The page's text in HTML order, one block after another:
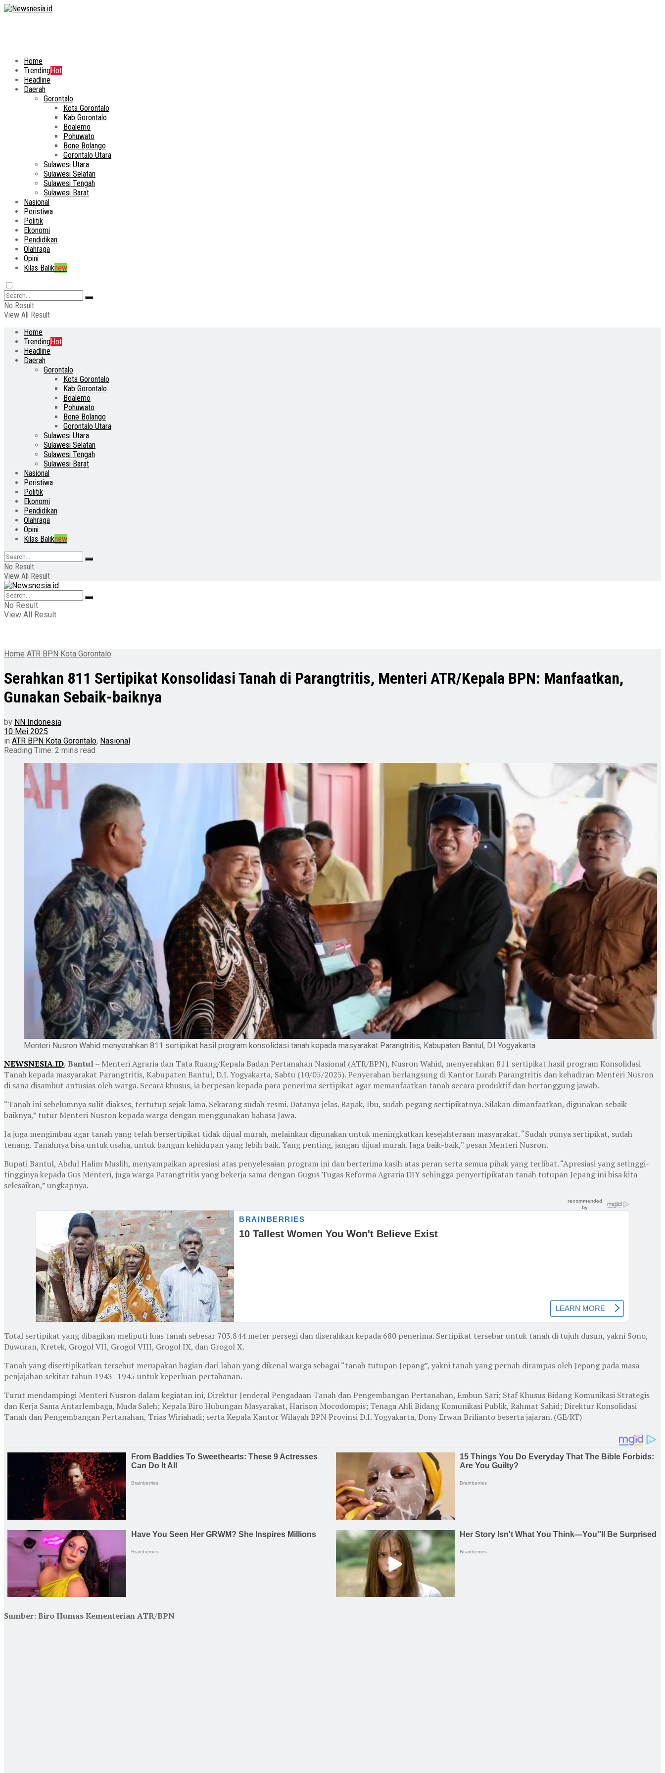
Home
TrendingHot
Headline
Daerah
Gorontalo
Kota Gorontalo
Kab Gorontalo
Boalemo
Pohuwato
Bone Bolango
Gorontalo Utara
Sulawesi Utara
Sulawesi Selatan
Sulawesi Tengah
Sulawesi Barat
Nasional
Peristiwa
Politik
Ekonomi
Pendidikan
Olahraga
Opini
Kilas Baliknew
No Result
View All Result
Home
TrendingHot
Headline
Daerah
Gorontalo
Kota Gorontalo
Kab Gorontalo
Boalemo
Pohuwato
Bone Bolango
Gorontalo Utara
Sulawesi Utara
Sulawesi Selatan
Sulawesi Tengah
Sulawesi Barat
Nasional
Peristiwa
Politik
Ekonomi
Pendidikan
Olahraga
Opini
Kilas Baliknew
No Result
View All Result
No Result
View All Result
Home ATR BPN Kota Gorontalo
Serahkan 811 Sertipikat Konsolidasi Tanah di Parangtritis, Menteri ATR/Kepala BPN: Manfaatkan,
Gunakan Sebaik-baiknya
by NN Indonesia
10 Mei 2025
in ATR BPN Kota Gorontalo, Nasional
Reading Time: 2 mins read
Menteri Nusron Wahid menyerahkan 811 sertipikat hasil program konsolidasi tanah kepada masyarakat Parangtritis, Kabupaten Bantul, D.I Yogyakarta.
NEWSNESIA.ID, Bantul– Menteri Agraria dan Tata Ruang/Kepala Badan Pertanahan Nasional (ATR/BPN), Nusron Wahid, menyerahkan 811 sertipikat hasil program Konsolidasi
Tanah kepada masyarakat Parangtritis, Kabupaten Bantul, D.I. Yogyakarta, Sabtu (10/05/2025). Penyerahan berlangsung di Kantor Lurah Parangtritis dan kehadiran Menteri Nusron
di sana disambut antusias oleh warga. Secara khusus, ia berpesan kepada para penerima sertipikat agar memanfaatkan tanah secara produktif dan bertanggung jawab.
“Tanah ini sebelumnya sulit diakses, tertutup sejak lama. Sekarang sudah resmi. Datanya jelas. Bapak, Ibu, sudah pegang sertipikatnya. Silakan dimanfaatkan, digunakan sebaik-
baiknya,” tutur Menteri Nusron kepada warga dengan menggunakan bahasa Jawa.
Ia juga mengimbau agar tanah yang telah bersertipikat tidak dijual murah, melainkan digunakan untuk meningkatkan kesejahteraan masyarakat. “Sudah punya sertipikat, sudah
tenang. Tanahnya bisa untuk usaha, untuk bangun kehidupan yang lebih baik. Yang penting, jangan dijual murah. Jaga baik-baik,” pesan Menteri Nusron.
Bupati Bantul, Abdul Halim Muslih, menyampaikan apresiasi atas penyelesaian program ini dan berterima kasih atas peran serta semua pihak yang terlibat. “Apresiasi yang setinggi-
tingginya kepada Gus Menteri, juga warga Parangtritis yang bekerja sama dengan Gugus Tugas Reforma Agraria DIY sehingga penyertipikatan tanah tutupan Jepang ini bisa kita
selesaikan,” ungkapnya.
Total sertipikat yang dibagikan meliputi luas tanah sebesar 703.844 meter persegi dan diserahkan kepada 680 penerima. Sertipikat tersebar untuk tanah di tujuh dusun, yakni Sono,
Duwuran, Kretek, Grogol VII, Grogol VIII, Grogol IX, dan Grogol X.
Tanah yang disertipikatkan tersebut merupakan bagian dari lahan yang dikenal warga sebagai “tanah tutupan Jepang”, yakni tanah yang pernah dirampas oleh Jepang pada masa
penjajahan sekitar tahun 1943–1945 untuk keperluan pertahanan.
Turut mendampingi Menteri Nusron dalam kegiatan ini, Direktur Jenderal Pengadaan Tanah dan Pengembangan Pertanahan, Embun Sari; Staf Khusus Bidang Komunikasi Strategis
dan Kerja Sama Antarlembaga, Muda Saleh; Kepala Biro Hubungan Masyarakat, Harison Mocodompis; Tenaga Ahli Bidang Komunikasi Publik, Rahmat Sahid; Direktur Konsolidasi
Tanah dan Pengembangan Pertanahan, Trias Wiriahadi; serta Kepala Kantor Wilayah BPN Provinsi D.I. Yogyakarta, Dony Erwan Brilianto beserta jajaran. (GE/RT)
Sumber: Biro Humas Kementerian ATR/BPN